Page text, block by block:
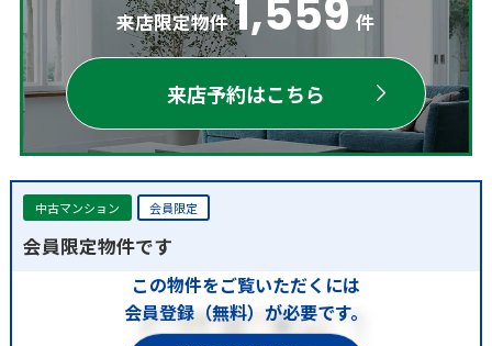
来店限定物件 1,559 件
来店予約はこちら
中古マンション 会員限定
会員限定物件です
この物件をご覧いただくには
会員登録（無料）が必要です。